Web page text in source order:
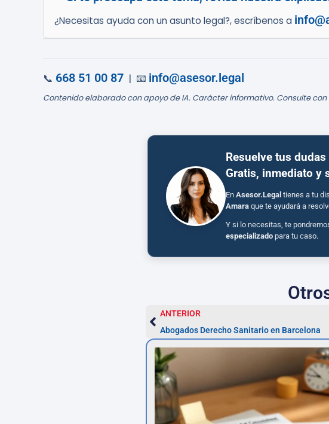
¿Necesitas ayuda con un asunto legal?, escríbenos a
📞 668 51 00 87 | 📧 info@asesor.legal
Contenido elaborado con apoyo de IA. Carácter informativo. Consulte
Resuelve tus dudas
Gratis, inmediato y
En Asesor.Legal tienes a tu
Amara que te ayudará a
Y si lo necesitas, te
especializado para tu caso.
ANTERIOR
Abogados Derecho Sanitario en Barcelona